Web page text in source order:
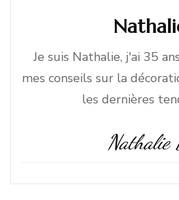
Je suis Nathalie, j'ai 35
mes conseils sur la
les dernières
Nathalie